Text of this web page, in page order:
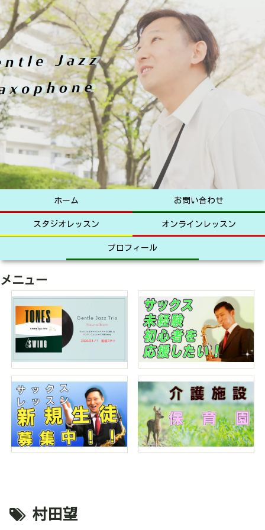
ホーム お問い合わせ
スタジオレッスン オンラインレッスン
プロフィール
メニュー
村田望